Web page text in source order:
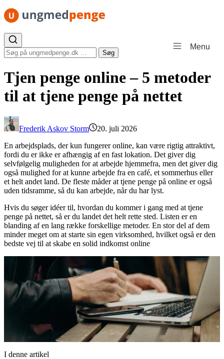
Spring til indhold
Menu
Søg efter: Søg
Tjen penge online – 5 metoder
til at tjene penge på nettet
Frederik Askov Storm
20. juli 2026
En arbejdsplads, der kun fungerer online, kan være rigtig attraktivt,
fordi du er ikke er afhængig af en fast lokation. Det giver dig
selvfølgelig muligheden for at arbejde hjemmefra, men det giver dig
også mulighed for at kunne arbejde fra en café, et sommerhus eller
et helt andet land. De fleste måder at tjene penge på online er også
uden tidsramme, så du kan arbejde, når du har lyst.
Hvis du søger idéer til, hvordan du kommer i gang med at tjene
penge på nettet, så er du landet det helt rette sted. Listen er en
blanding af en lang række forskellige metoder. En stor del af dem
minder meget om at starte sin egen virksomhed, hvilket også er den
bedste vej til at skabe en solid indkomst online
I denne artikel